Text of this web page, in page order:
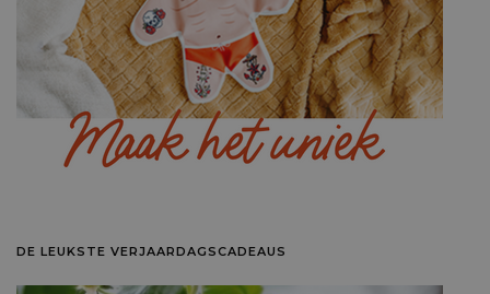
DE LEUKSTE VERJAARDAGSCADEAUS